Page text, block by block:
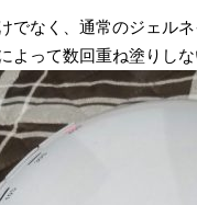
でなく、通常のジェル
よって数回重ね塗りしな